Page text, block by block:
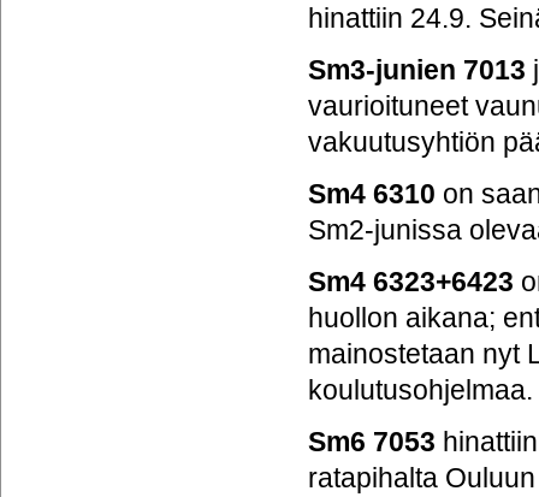
hinattiin 24.9.
Sm3-junien 7013
vaurioituneet
vakuutusyhtiön
Sm4 6310 on
Sm2-junissa
Sm4 6323+6423
huollon aikana;
mainostetaan nyt
koulutusohjelmaa.
Sm6 7053
ratapihalta